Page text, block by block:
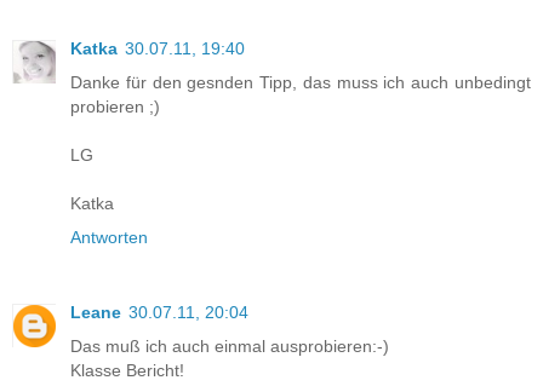
Katka 30.07.11, 19:40
Danke für den gesnden Tipp, das muss ich auch unbedingt
probieren ;)
LG
Katka
Antworten
Leane 30.07.11, 20:04
Das muß ich auch einmal ausprobieren:-)
Klasse Bericht!